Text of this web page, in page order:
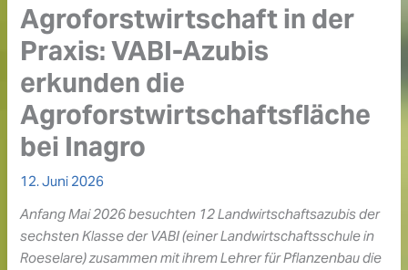
Agroforstwirtschaft in der
Praxis: VABI-Azubis
erkunden die
Agroforstwirtschaftsfläche
bei Inagro
12. Juni 2026
Anfang Mai 2026 besuchten 12 Landwirtschaftsazubis der
sechsten Klasse der VABI (einer Landwirtschaftsschule in
Roeselare) zusammen mit ihrem Lehrer für Pflanzenbau die